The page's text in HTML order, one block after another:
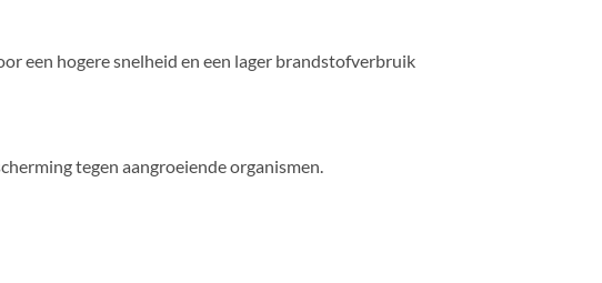
een hogere snelheid en een lager brandstofverbruik
tegen aangroeiende organismen.